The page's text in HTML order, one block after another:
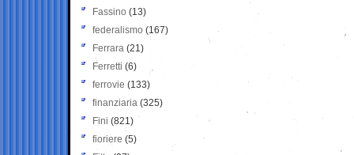
Fassino (13)
federalismo (167)
Ferrara (21)
Ferretti (6)
ferrovie (133)
finanziaria (325)
Fini (821)
fioriere (5)